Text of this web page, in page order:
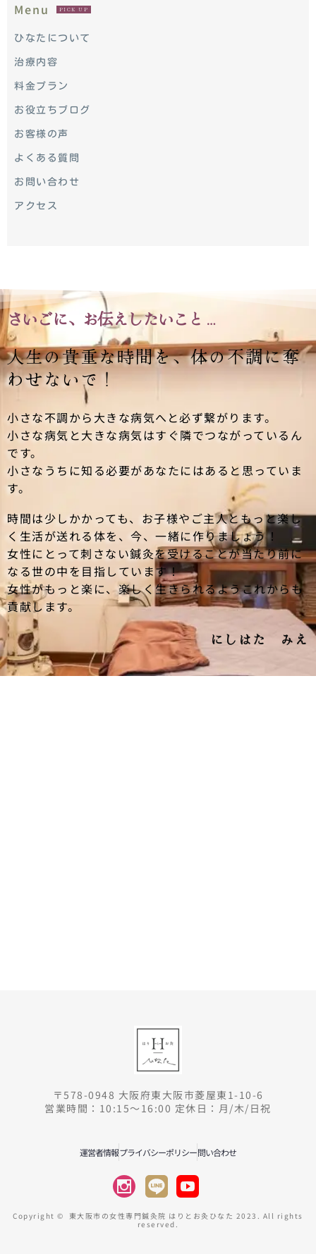
Menu PICK UP
ひなたについて
治療内容
料金プラン
お役立ちブログ
お客様の声
よくある質問
お問い合わせ
アクセス
さいごに、お伝えしたいこと…
人生の貴重な時間を、体の不調に奪
わせないで！
小さな不調から大きな病気へと必ず繋がります。
小さな病気と大きな病気はすぐ隣でつながっているん
です。
小さなうちに知る必要があなたにはあると思っていま
す。
時間は少しかかっても、お子様やご主人ともっと楽し
く生活が送れる体を、今、一緒に作りましょう！
女性にとって刺さない鍼灸を受けることが当たり前に
なる世の中を目指しています！
女性がもっと楽に、楽しく生きられるようこれからも
貢献します。
にしはた みえ
〒578-0948 大阪府東大阪市菱屋東1-10-6
営業時間：10:15～16:00 定休日：月/木/日祝
運営者情報プライバシーポリシー問い合わせ
Copyright © 東大阪市の女性専門鍼灸院 はりとお灸ひなた 2023. All rights
reserved.